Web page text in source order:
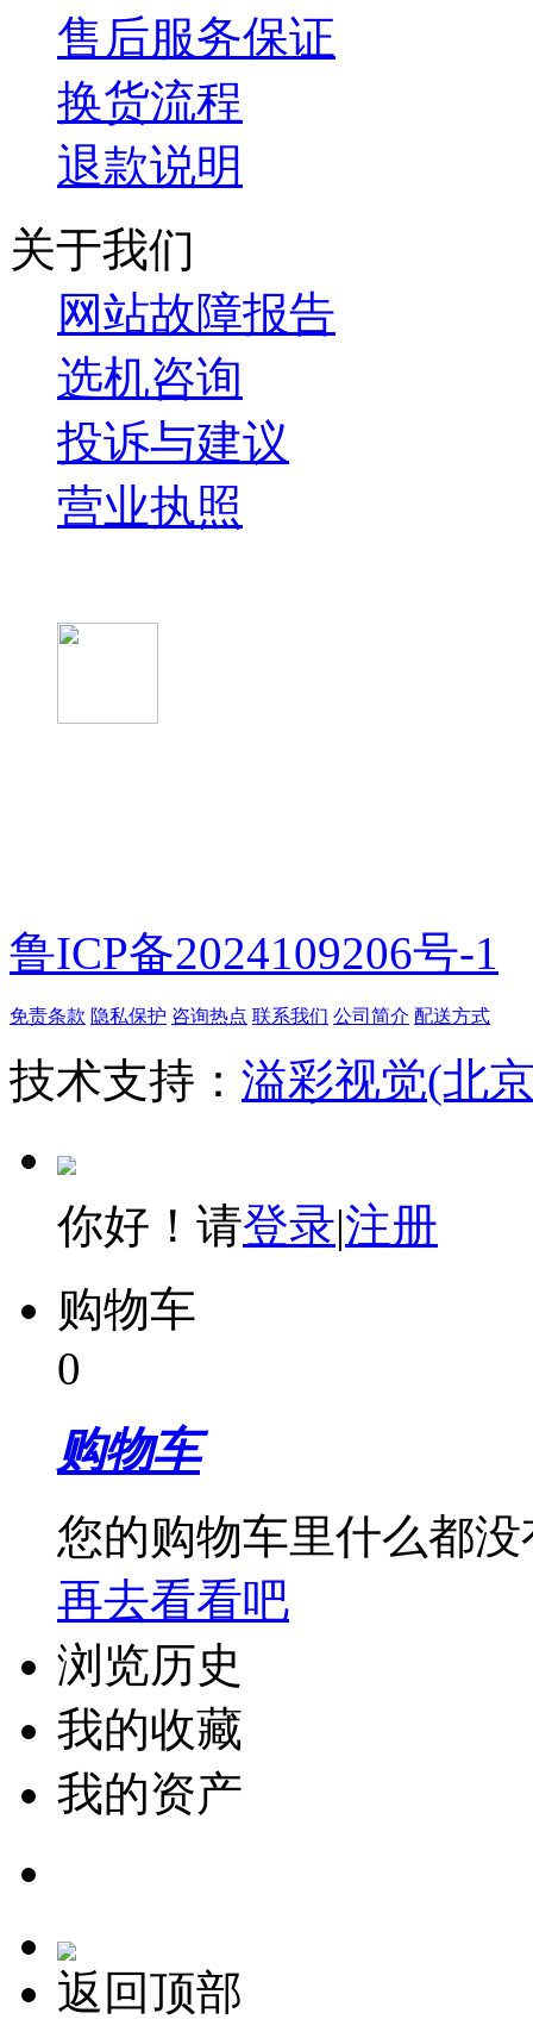
售后服务保证
换货流程
退款说明
关于我们
网站故障报告
选机咨询
投诉与建议
营业执照
鲁ICP备2024109206号-1
免责条款 隐私保护 咨询热点 联系我们 公司简介 配送方式
技术支持： 溢彩视觉(北
你好！请登录|注册
购物车
0
购物车
您的购物车里什么都没
再去看看吧
浏览历史
我的收藏
我的资产
返回顶部